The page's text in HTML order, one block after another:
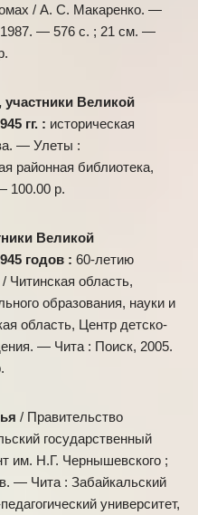
/ А. С. Макаренко. —
— 576 с. ; 21 см. —
участники Великой
гг. : историческая
— Улеты :
районная библиотека,
100.00 р.
Великой
годов : 60-летию
область,
образования, науки и
область, Центр детско-
— Чита : Поиск, 2005.
/ Правительство
государственный
им. Н.Г. Чернышевского ;
— Чита : Забайкальский
университет,